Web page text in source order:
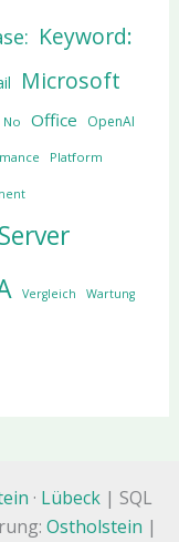
Keyword:
Microsoft
No Office OpenAI
Platform
Server
Vergleich Wartung
· Lübeck | SQL
Ostholstein |